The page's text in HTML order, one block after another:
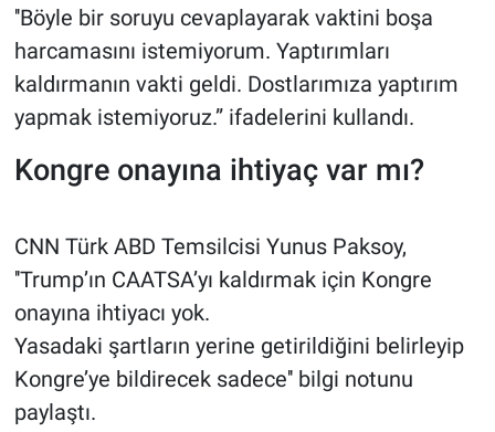
''Böyle bir soruyu cevaplayarak vaktini boşa
harcamasını istemiyorum. Yaptırımları
kaldırmanın vakti geldi. Dostlarımıza yaptırım
yapmak istemiyoruz.” ifadelerini kullandı.
Kongre onayına ihtiyaç var mı?
CNN Türk ABD Temsilcisi Yunus Paksoy,
''Trump’ın CAATSA’yı kaldırmak için Kongre
onayına ihtiyacı yok.
Yasadaki şartların yerine getirildiğini belirleyip
Kongre’ye bildirecek sadece'' bilgi notunu
paylaştı.